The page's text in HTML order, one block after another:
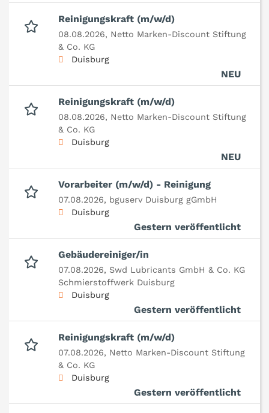
Reinigungskraft (m/w/d)
08.08.2026, Netto Marken-Discount Stiftung
& Co. KG
Duisburg
NEU
Reinigungskraft (m/w/d)
08.08.2026, Netto Marken-Discount Stiftung
& Co. KG
Duisburg
NEU
Vorarbeiter (m/w/d) - Reinigung
07.08.2026, bguserv Duisburg gGmbH
Duisburg
Gestern veröffentlicht
Gebäudereiniger/in
07.08.2026, Swd Lubricants GmbH & Co. KG
Schmierstoffwerk Duisburg
Duisburg
Gestern veröffentlicht
Reinigungskraft (m/w/d)
07.08.2026, Netto Marken-Discount Stiftung
& Co. KG
Duisburg
Gestern veröffentlicht